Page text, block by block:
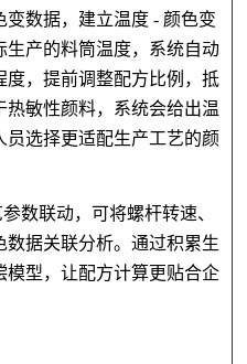
变数据，建立温度 - 颜色变
产的料筒温度，系统自动
，提前调整配方比例，抵
敏性颜料，系统会给出温
选择更适配生产工艺的颜
数联动，可将螺杆转速、
据关联分析。通过积累生
模型，让配方计算更贴合企